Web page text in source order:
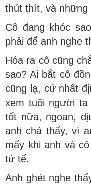
thút thít, và những
Cô đang khóc
phải để anh nghe
Hóa ra cô cũng
sao? Ai bắt cô
cũng lạ, cứ nhất
xem tuổi người
tốt nữa, ngoan,
anh chả thấy, vì
mấy khi anh và
tử tế.
Anh ghét nghe